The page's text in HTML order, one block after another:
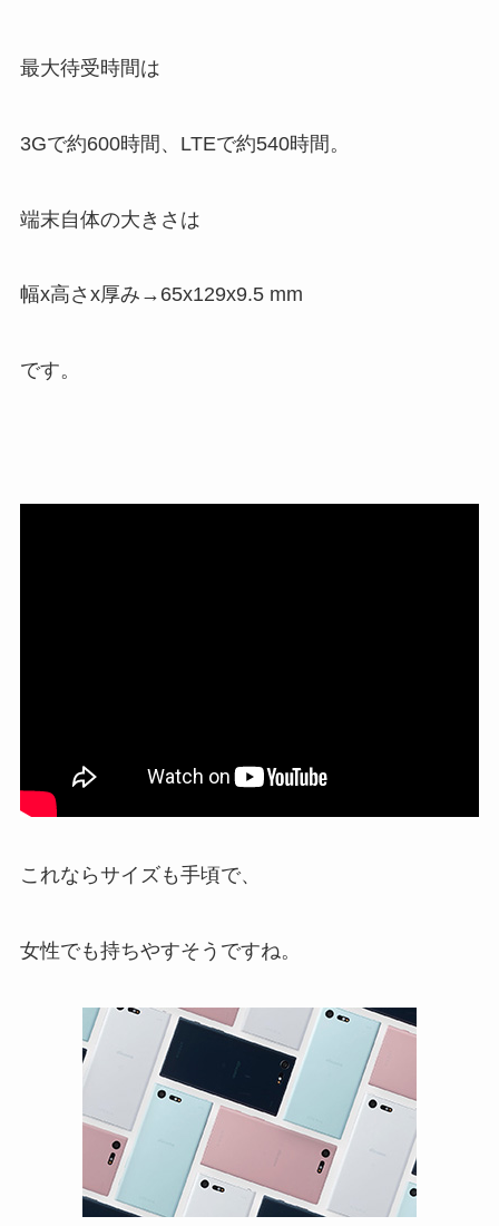
最大待受時間は
3Gで約600時間、LTEで約540時間。
端末自体の大きさは
幅x高さx厚み→65x129x9.5 mm
です。
これならサイズも手頃で、
女性でも持ちやすそうですね。